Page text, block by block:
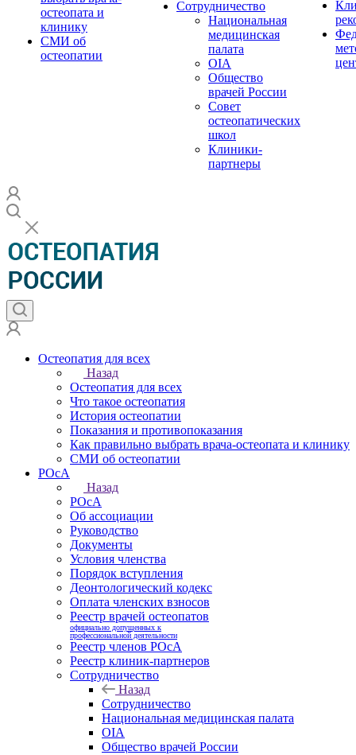
остеопата и
клинику
СМИ об
остеопатии
Сотрудничество
Национальная
медицинская
палата
OIA
Общество
врачей России
Совет
остеопатических
школ
Клиники-
партнеры
Остеопатия для всех
Назад
Остеопатия для всех
Что такое остеопатия
История остеопатии
Показания и противопоказания
Как правильно выбрать врача-остеопата и клинику
СМИ об остеопатии
РОсА
Назад
РОсА
Об ассоциации
Руководство
Документы
Условия членства
Порядок вступления
Деонтологический кодекс
Оплата членских взносов
Реестр врачей остеопатов
официально допущенных к
профессиональной деятельности
Реестр членов РОсА
Реестр клиник-партнеров
Сотрудничество
Назад
Сотрудничество
Национальная медицинская палата
OIA
Общество врачей России